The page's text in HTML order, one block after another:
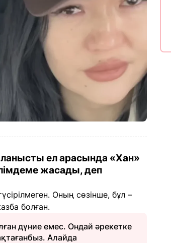
ел арасында «Хан»
жасады, деп
Оның сөзінше, бұл –
болған.
дүние емес. Ондай әрекетке
Алайда